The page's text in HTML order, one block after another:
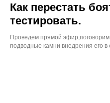
Как перестать
тестировать.
Проведем прямой эфир,поговорим
подводные камни внедрения его в